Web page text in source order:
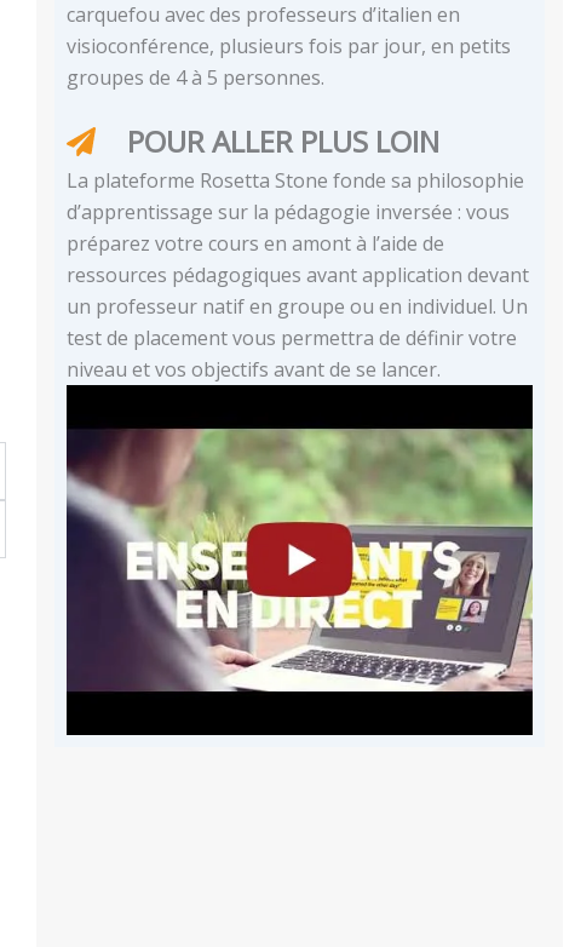
carquefou avec des professeurs d’italien en
visioconférence, plusieurs fois par jour, en petits
groupes de 4 à 5 personnes.
POUR ALLER PLUS LOIN
La plateforme Rosetta Stone fonde sa philosophie
d’apprentissage sur la pédagogie inversée : vous
préparez votre cours en amont à l’aide de
ressources pédagogiques avant application devant
un professeur natif en groupe ou en individuel. Un
test de placement vous permettra de définir votre
niveau et vos objectifs avant de se lancer.